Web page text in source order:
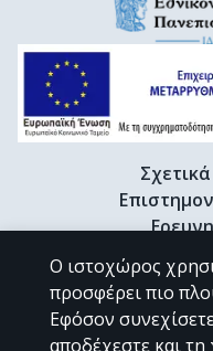
Διδακτορικές
Ο ιστοχώρος
προσφέρει πιο
Εφόσον
αποδέχεστε και